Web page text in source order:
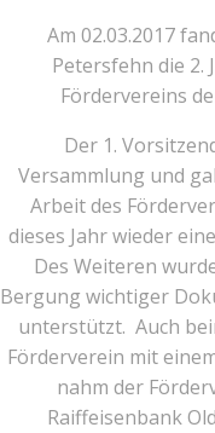
Am 02.03.2017
Petersfehn die 2.
Fördervereins
Der 1.
Versammlung und
Arbeit des
dieses Jahr wieder
Des Weiteren
Bergung wichtiger
unterstützt. Auch
Förderverein mit
nahm der
Raiffeisenbank